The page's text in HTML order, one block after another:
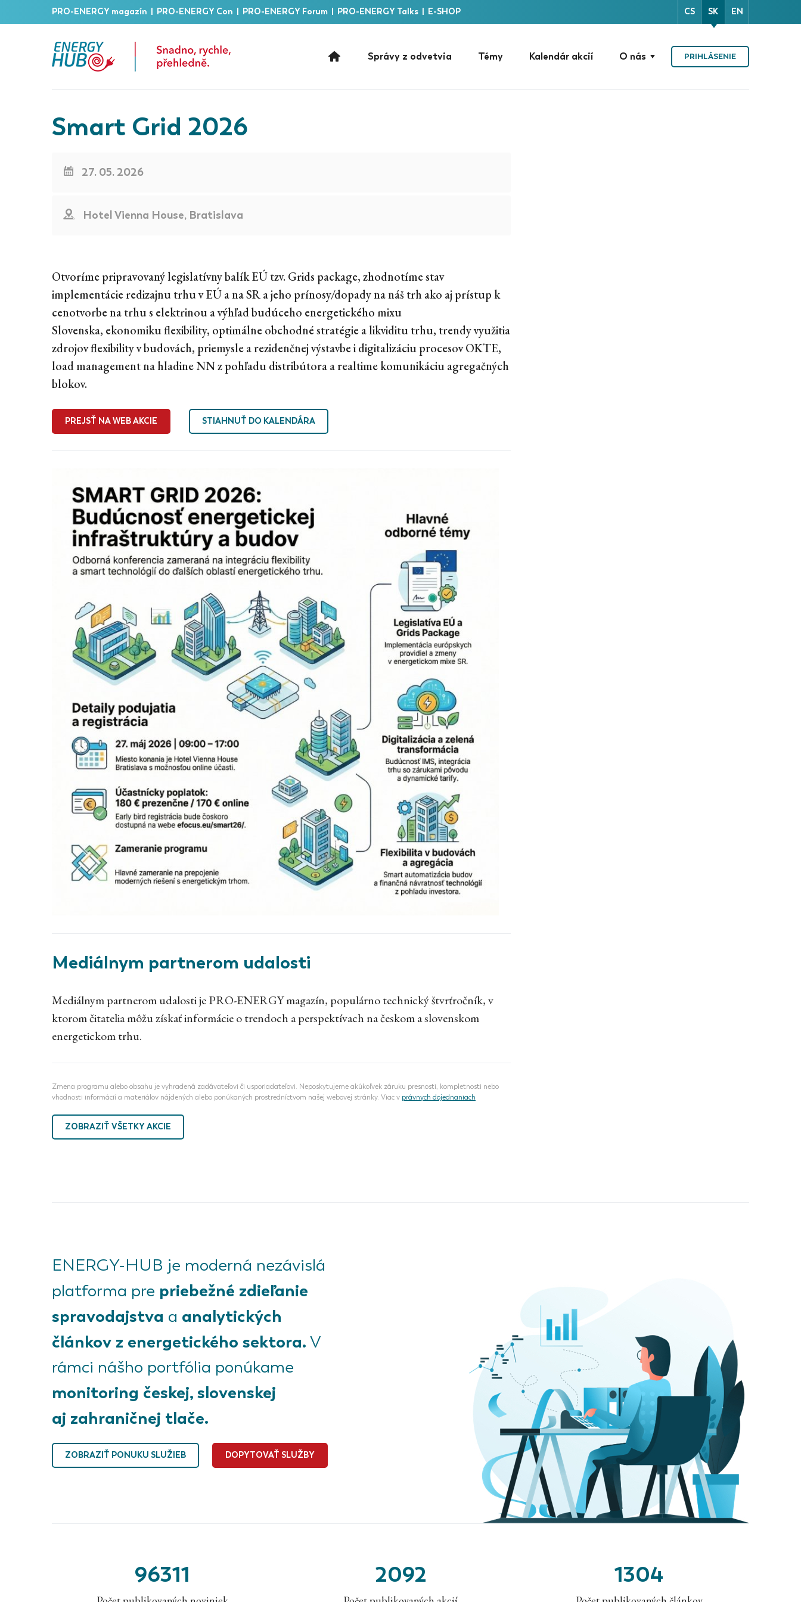
PRO-ENERGY magazín PRO-ENERGY Con PRO-ENERGY Forum PRO-ENERGY Talks E-SHOP CS SK EN
Správy z odvetvia Témy Kalendár akcií O nás PRIHLÁSENIE
Smart Grid 2026
27. 05. 2026
Hotel Vienna House, Bratislava
Otvoríme pripravovaný legislatívny balík EÚ tzv. Grids package, zhodnotíme stav
implementácie redizajnu trhu v EÚ a na SR a jeho prínosy/dopady na náš trh ako aj prístup k
cenotvorbe na trhu s elektrinou a výhľad budúceho energetického mixu
Slovenska, ekonomiku flexibility, optimálne obchodné stratégie a likviditu trhu, trendy využitia
zdrojov flexibility v budovách, priemysle a rezidenčnej výstavbe i digitalizáciu procesov OKTE,
load management na hladine NN z pohľadu distribútora a realtime komunikáciu agregačných
blokov.
PREJSŤ NA WEB AKCIE STIAHNUŤ DO KALENDÁRA
Mediálnym partnerom udalosti
Mediálnym partnerom udalosti je PRO-ENERGY magazín, populárno technický štvrťročník, v
ktorom čitatelia môžu získať informácie o trendoch a perspektívach na českom a slovenskom
energetickom trhu.
Zmena programu alebo obsahu je vyhradená zadávateľovi či usporiadateľovi. Neposkytujeme akúkoľvek záruku presnosti, kompletnosti nebo
vhodnosti informácií a materiálov nájdených alebo ponúkaných prostredníctvom našej webovej stránky. Viac v právnych dojednaniach
ZOBRAZIŤ VŠETKY AKCIE
ENERGY-HUB je moderná nezávislá
platforma pre priebežné zdieľanie
spravodajstva a analytických
článkov z energetického sektora. V
rámci nášho portfólia ponúkame
monitoring českej, slovenskej
aj zahraničnej tlače.
ZOBRAZIŤ PONUKU SLUŽIEB DOPYTOVAŤ SLUŽBY
96311 2092 1304